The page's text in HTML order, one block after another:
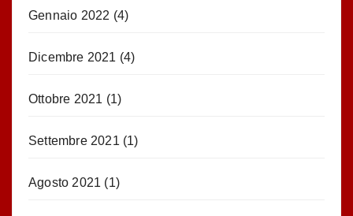
Gennaio 2022 (4)
Dicembre 2021 (4)
Ottobre 2021 (1)
Settembre 2021 (1)
Agosto 2021 (1)